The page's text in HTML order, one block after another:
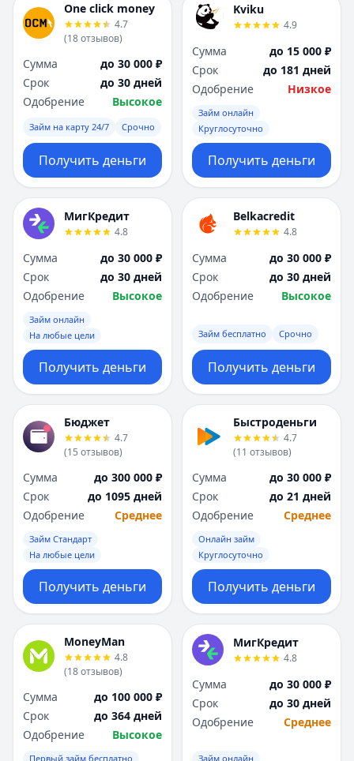
One click money
4.7
(18отзывов)
Сумма
до 30 000 ₽
Срок
до 30 дней
Одобрение
Высокое
Займ на карту 24/7 Срочно
Получить деньги
Kviku
4.9
Сумма
до 15 000 ₽
Срок
до 181 дней
Одобрение
Низкое
Займ онлайн
Круглосуточно
Получить деньги
МигКредит
4.8
Сумма
до 30 000 ₽
Срок
до 30 дней
Одобрение
Высокое
Займ онлайн
На любые цели
Получить деньги
Belkacredit
4.8
Сумма
до 30 000 ₽
Срок
до 30 дней
Одобрение
Высокое
Займ бесплатно Срочно
Получить деньги
Бюджет
4.7
(15 отзывов)
Сумма
до 300 000 ₽
Срок
до 1095 дней
Одобрение
Среднее
Займ Стандарт
На любые цели
Получить деньги
Быстроденьги
4.7
(11 отзывов)
Сумма
до 30 000 ₽
Срок
до 21 дней
Одобрение
Среднее
Онлайн займ
Круглосуточно
Получить деньги
MoneyMan
4.8
(18отзывов)
Сумма
до 100 000 ₽
Срок
до 364 дней
Одобрение
Высокое
Первый займ бесплатно
МигКредит
4.8
Сумма
до 30 000 ₽
Срок
до 30 дней
Одобрение
Среднее
Займ онлайн